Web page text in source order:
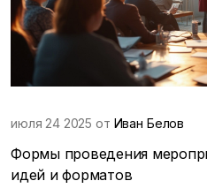
июля 24 2025 от Иван Белов
Формы проведения
идей и форматов